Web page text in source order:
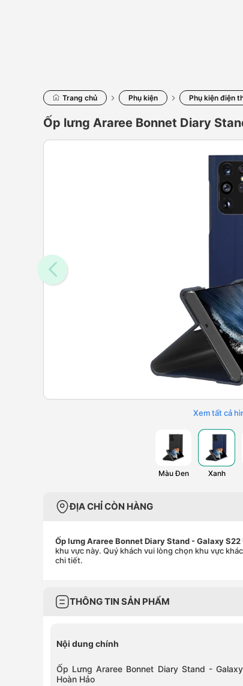
Trang chủ Phụ kiện Phụ kiện điện
Ốp lưng Araree Bonnet Diary
Xem tất cả
Màu Đen Xanh
ĐỊA CHỈ CÒN HÀNG
Ốp lưng Araree Bonnet Diary Stand - Galaxy
khu vực này. Quý khách vui lòng chọn khu vực
chi tiết.
THÔNG TIN SẢN PHẨM
Nội dung chính
Ốp Lưng Araree Bonnet Diary Stand -
Hoàn Hảo